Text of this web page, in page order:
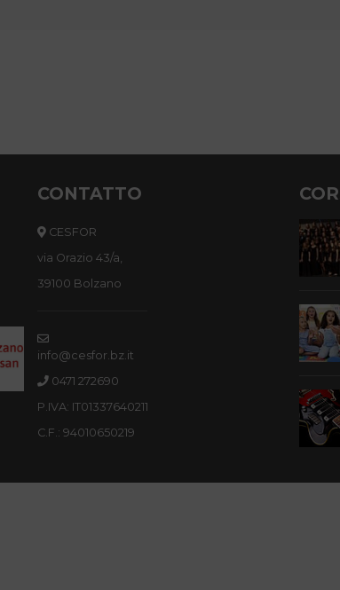
CONTATTO
CESFOR
via Orazio 43/a,
39100 Bolzano
info@cesfor.bz.it
0471 272690
P.IVA: IT01337640211
C.F.: 94010650219